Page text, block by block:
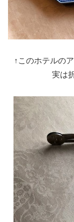
↑このホテルの
実は